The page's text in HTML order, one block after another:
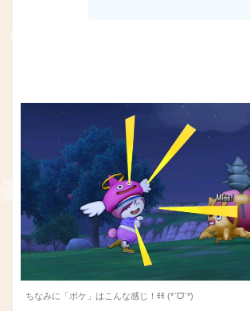
ちなみに「ボケ」はこんな感じ！ꉂꉂ (*ˊᗜˋ*)